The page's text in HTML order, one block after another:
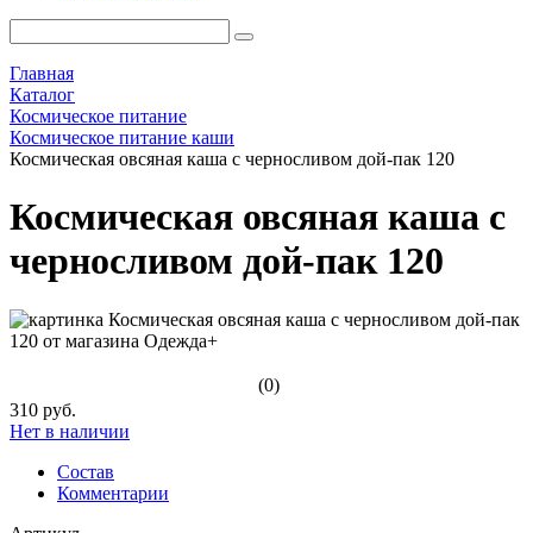
Главная
Каталог
Космическое питание
Космическое питание каши
Космическая овсяная каша с черносливом дой-пак 120
Космическая овсяная каша с
черносливом дой-пак 120
(0)
310 руб.
Нет в наличии
Состав
Комментарии